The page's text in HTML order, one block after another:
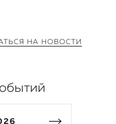
НА НОВОСТИ